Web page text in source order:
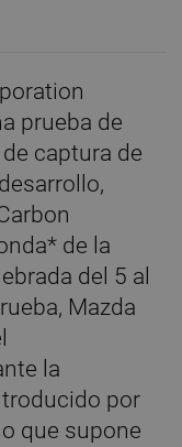
prueba de
captura de
de la
del 5 al
Mazda
la
por
que supone